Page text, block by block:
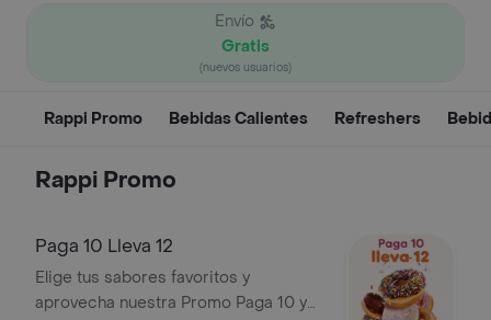
Envío
Gratis
(nuevos usuarios)
Rappi Promo Bebidas Calientes Refreshers
Rappi Promo
Paga 10 Lleva 12
Elige tus sabores favoritos y
aprovecha nuestra Promo Paga 10 y